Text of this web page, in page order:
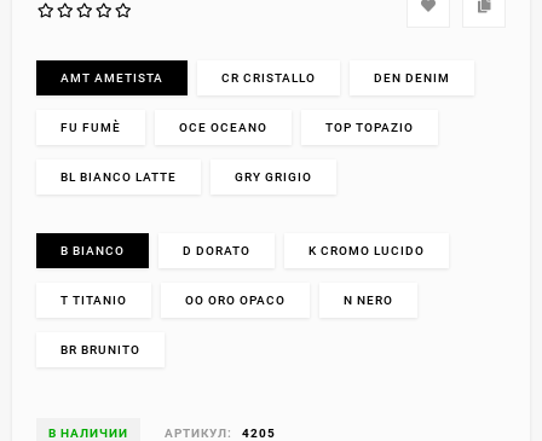
AMT AMETISTA CR CRISTALLO DEN DENIM
FU FUMÈ OCE OCEANO TOP TOPAZIO
BL BIANCO LATTE GRY GRIGIO
B BIANCO D DORATO K CROMO LUCIDO
T TITANIO OO ORO OPACO N NERO
BR BRUNITO
В НАЛИЧИИ АРТИКУЛ: 4205